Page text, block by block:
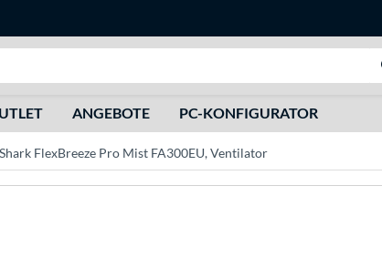
ANGEBOTE PC-KONFIGURATOR
Shark FlexBreeze Pro Mist FA300EU, Ventilator